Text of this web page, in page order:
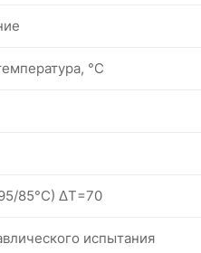
°C
85°С) ΔТ=70
испытания